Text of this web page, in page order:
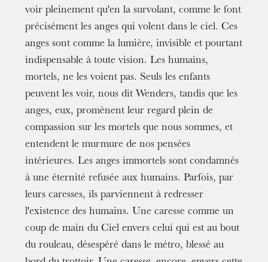
voir pleinement qu'en la survolant, comme le font
précisément les anges qui volent dans le ciel. Ces
anges sont comme la lumière, invisible et pourtant
indispensable à toute vision. Les humains,
mortels, ne les voient pas. Seuls les enfants
peuvent les voir, nous dit Wenders, tandis que les
anges, eux, promènent leur regard plein de
compassion sur les mortels que nous sommes, et
entendent le murmure de nos pensées
intérieures. Les anges immortels sont condamnés
à une éternité refusée aux humains. Parfois, par
leurs caresses, ils parviennent à redresser
l'existence des humains. Une caresse comme un
coup de main du Ciel envers celui qui est au bout
du rouleau, désespéré dans le métro, blessé au